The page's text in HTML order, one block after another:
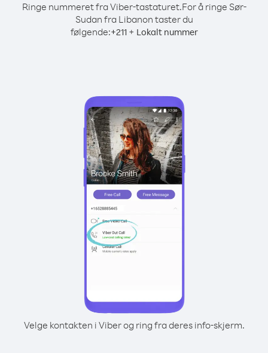
Ringe nummeret fra Viber-tastaturet.For å ringe Sør-
Sudan fra Libanon taster du
følgende:+211+ Lokalt nummer
Velge kontakten i Viber og ring fra deres info-skjerm.